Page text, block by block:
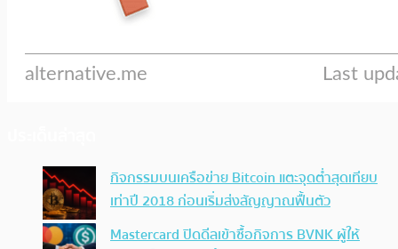
กิจกรรมบนเครือข่าย Bitcoin แตะจุดต่ำสุดเทียบ
เท่าปี 2018 ก่อนเริ่มส่งสัญญาณฟื้นตัว
Mastercard ปิดดีลเข้าซื้อกิจการ BVNK ผู้ให้